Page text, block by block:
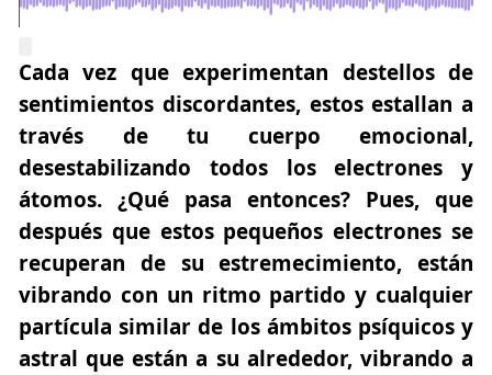
Cada vez que experimentan destellos de
sentimientos discordantes, estos estallan a
través de tu cuerpo emocional,
desestabilizando todos los electrones y
átomos. ¿Qué pasa entonces? Pues, que
después que estos pequeños electrones se
recuperan de su estremecimiento, están
vibrando con un ritmo partido y cualquier
partícula similar de los ámbitos psíquicos y
astral que están a su alrededor, vibrando a